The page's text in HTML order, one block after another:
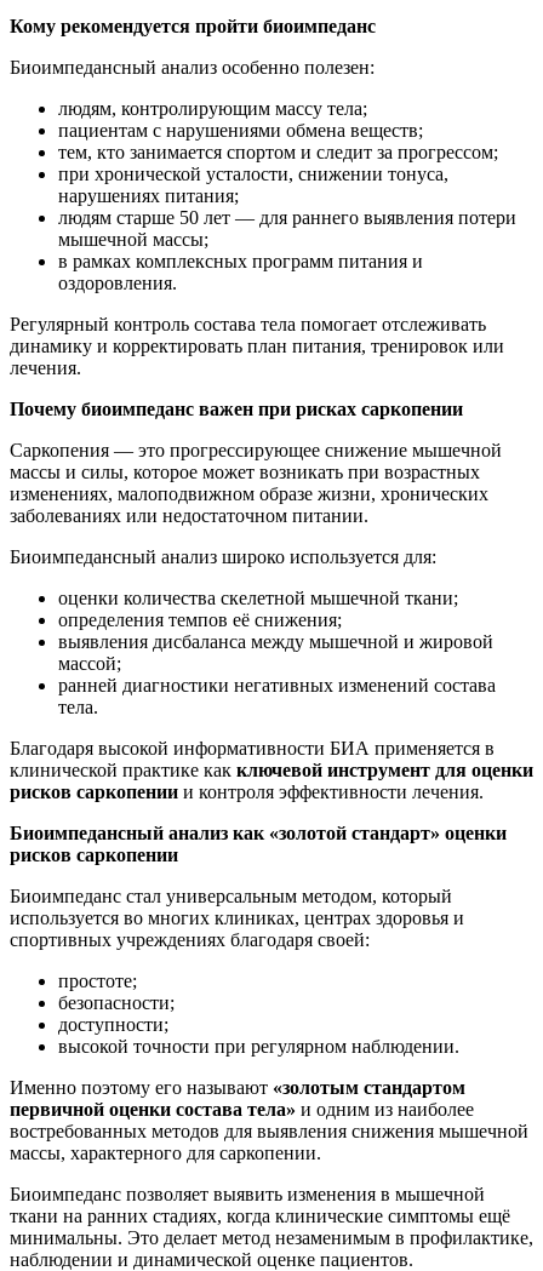
Кому рекомендуется пройти биоимпеданс
Биоимпедансный анализ особенно полезен:
людям, контролирующим массу тела;
пациентам с нарушениями обмена веществ;
тем, кто занимается спортом и следит за прогрессом;
при хронической усталости, снижении тонуса,
нарушениях питания;
людям старше 50 лет — для раннего выявления потери
мышечной массы;
в рамках комплексных программ питания и
оздоровления.
Регулярный контроль состава тела помогает отслеживать
динамику и корректировать план питания, тренировок или
лечения.
Почему биоимпеданс важен при рисках саркопении
Саркопения — это прогрессирующее снижение мышечной
массы и силы, которое может возникать при возрастных
изменениях, малоподвижном образе жизни, хронических
заболеваниях или недостаточном питании.
Биоимпедансный анализ широко используется для:
оценки количества скелетной мышечной ткани;
определения темпов её снижения;
выявления дисбаланса между мышечной и жировой
массой;
ранней диагностики негативных изменений состава
тела.
Благодаря высокой информативности БИА применяется в
клинической практике как ключевой инструмент для оценки
рисков саркопении и контроля эффективности лечения.
Биоимпедансный анализ как «золотой стандарт» оценки
рисков саркопении
Биоимпеданс стал универсальным методом, который
используется во многих клиниках, центрах здоровья и
спортивных учреждениях благодаря своей:
простоте;
безопасности;
доступности;
высокой точности при регулярном наблюдении.
Именно поэтому его называют «золотым стандартом
первичной оценки состава тела» и одним из наиболее
востребованных методов для выявления снижения мышечной
массы, характерного для саркопении.
Биоимпеданс позволяет выявить изменения в мышечной
ткани на ранних стадиях, когда клинические симптомы ещё
минимальны. Это делает метод незаменимым в профилактике,
наблюдении и динамической оценке пациентов.